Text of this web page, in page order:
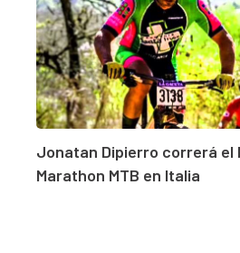
Jonatan Dipierro correrá el
Marathon MTB en Italia